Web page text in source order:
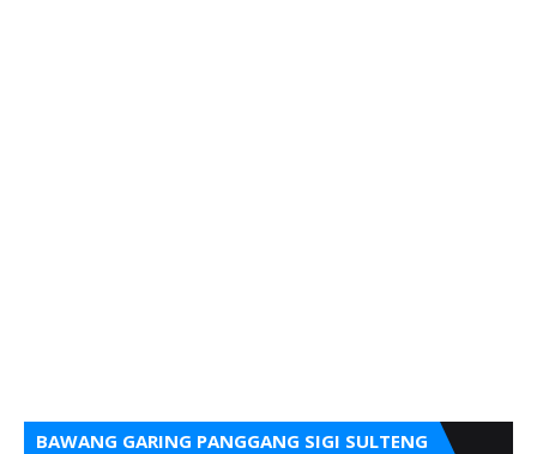
BAWANG GARING PANGGANG SIGI SULTENG